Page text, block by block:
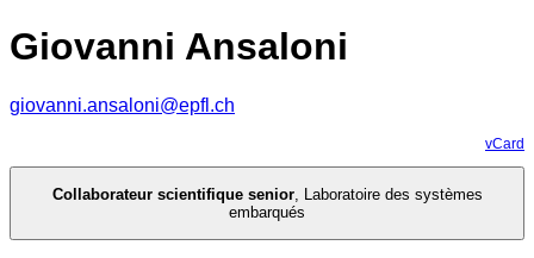
Giovanni Ansaloni
giovanni.ansaloni@epfl.ch
vCard
Collaborateur scientifique senior, Laboratoire des systèmes
embarqués